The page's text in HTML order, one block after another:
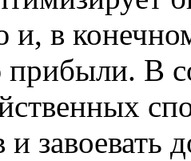
в
В
и завоевать